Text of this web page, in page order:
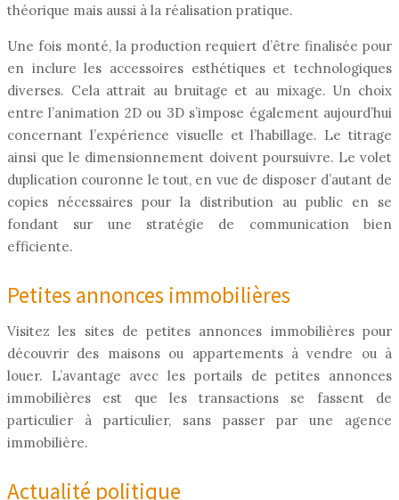
théorique mais aussi à la réalisation pratique.
Une fois monté, la production requiert d’être finalisée pour
en inclure les accessoires esthétiques et technologiques
diverses. Cela attrait au bruitage et au mixage. Un choix
entre l’animation 2D ou 3D s’impose également aujourd’hui
concernant l’expérience visuelle et l’habillage. Le titrage
ainsi que le dimensionnement doivent poursuivre. Le volet
duplication couronne le tout, en vue de disposer d’autant de
copies nécessaires pour la distribution au public en se
fondant sur une stratégie de communication bien
efficiente.
Petites annonces immobilières
Visitez les sites de petites annonces immobilières pour
découvrir des maisons ou appartements à vendre ou à
louer. L’avantage avec les portails de petites annonces
immobilières est que les transactions se fassent de
particulier à particulier, sans passer par une agence
immobilière.
Actualité politique